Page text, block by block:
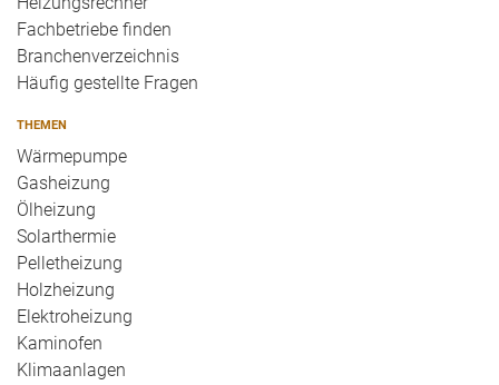
Fachbetriebe finden
Branchenverzeichnis
Häufig gestellte Fragen
THEMEN
Wärmepumpe
Gasheizung
Ölheizung
Solarthermie
Pelletheizung
Holzheizung
Elektroheizung
Kaminofen
Klimaanlagen